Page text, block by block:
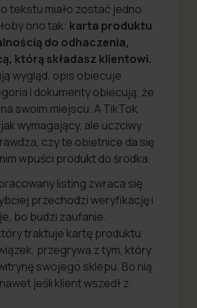
tekstu miało zostać jedno
ono tak: karta produktu
do odhaczenia,
którą składasz klientowi.
wygląd, opis obiecuje
i dokumenty obiecują, że
swoim miejscu. A TikTok
wymagający, ale uczciwy
czy te obietnice da się
wpuści produkt do środka.
listing zwraca się
przechodzi weryfikację i
bo budzi zaufanie.
traktuje kartę produktu
przegrywa z tym, który
swojego sklepu. Bo nią
jeśli klient wszedł z